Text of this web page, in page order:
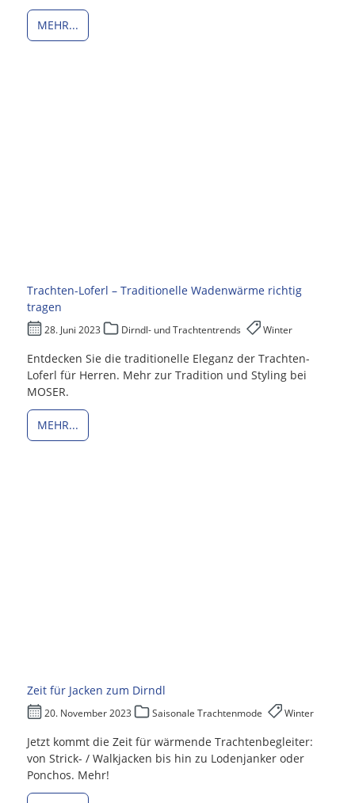
MEHR...
Trachten-Loferl – Traditionelle Wadenwärme richtig
tragen
28. Juni 2023 Dirndl- und Trachtentrends Winter
Entdecken Sie die traditionelle Eleganz der Trachten-
Loferl für Herren. Mehr zur Tradition und Styling bei
MOSER.
MEHR...
Zeit für Jacken zum Dirndl
20. November 2023 Saisonale Trachtenmode Winter
Jetzt kommt die Zeit für wärmende Trachtenbegleiter:
von Strick- / Walkjacken bis hin zu Lodenjanker oder
Ponchos. Mehr!